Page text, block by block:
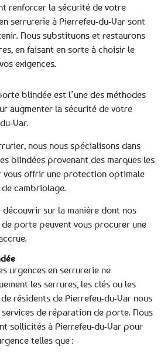
renforcer la sécurité de votre
serrurerie à Pierrefeu-du-Var sont
Nous substituons et restaurons
en faisant en sorte à choisir le
exigences.
blindée est l’une des méthodes
augmenter la sécurité de votre
Var.
nous nous spécialisons dans
blindées provenant des marques les
vous offrir une protection optimale
cambriolage.
sur la manière dont nos
porte peuvent vous procurer une
urgences en serrurerie ne
les serrures, les clés ou les
résidents de Pierrefeu-du-Var nous
de réparation de porte. Nous
sollicités à Pierrefeu-du-Var pour
telles que :